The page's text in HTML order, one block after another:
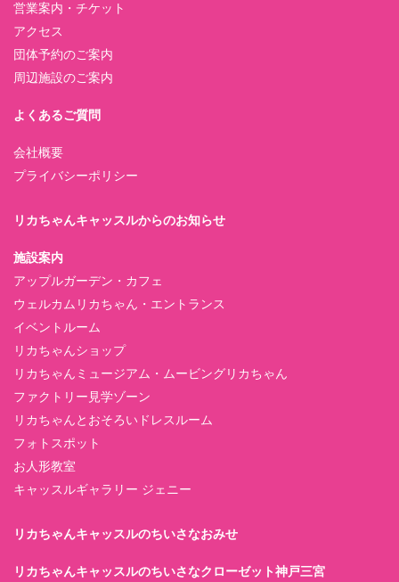
営業案内・チケット
アクセス
団体予約のご案内
周辺施設のご案内
よくあるご質問
会社概要
プライバシーポリシー
リカちゃんキャッスルからのお知らせ
施設案内
アップルガーデン・カフェ
ウェルカムリカちゃん・エントランス
イベントルーム
リカちゃんショップ
リカちゃんミュージアム・ムービングリカちゃん
ファクトリー見学ゾーン
リカちゃんとおそろいドレスルーム
フォトスポット
お人形教室
キャッスルギャラリー ジェニー
リカちゃんキャッスルのちいさなおみせ
リカちゃんキャッスルのちいさなクローゼット神戸三宮